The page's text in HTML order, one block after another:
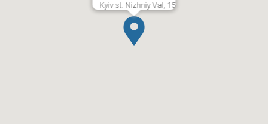
Kyiv st. Nizhniy Val, 15